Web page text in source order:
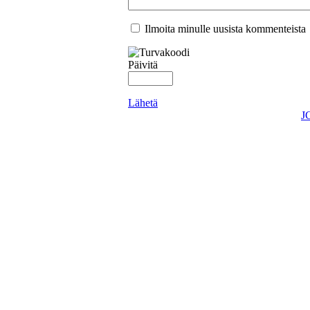
Ilmoita minulle uusista kommenteista
Päivitä
Lähetä